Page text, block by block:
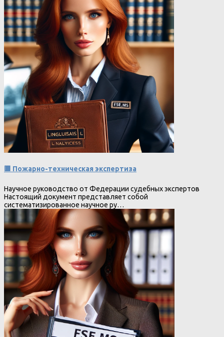
🟥 Пожарно-техническая экспертиза
Научное руководство от Федерации судебных экспертов
Настоящий документ представляет собой
систематизированное научное ру…